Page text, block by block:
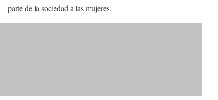
parte de la sociedad a las mujeres.